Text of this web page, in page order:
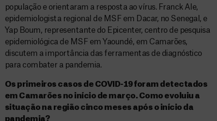
população e orientaram a resposta ao vírus. Franck Ale,
epidemiologista regional de MSF em Dacar, no Senegal, e
Yap Boum, representante do Epicenter, centro de pesquisa
epidemiológica de MSF em Yaoundé, em Camarões,
discutem a importância das ferramentas de diagnóstico
para combater a pandemia.
Os primeiros casos de COVID-19 foram detectados
em Camarões no início de março. Como evoluiu a
situação na região cinco meses após o início da
pandemia?